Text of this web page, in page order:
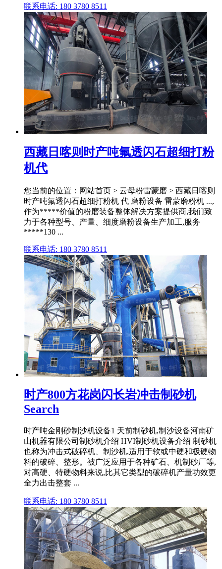
联系电话: 180 3780 8511
西藏日喀则时产吨氟透闪石超细打粉
机代
您当前的位置：网站首页 > 云母粉雷蒙磨 > 西藏日喀则
时产吨氟透闪石超细打粉机 代 磨粉设备 雷蒙磨粉机 ...,
作为*****价值的粉磨装备整体解决方案提供商,我们致
力于各种型号、产量、细度磨粉设备生产加工,服务
*****130 ...
联系电话: 180 3780 8511
时产800方花岗闪长岩冲击制砂机
Search
时产吨金刚砂制沙机设备1 天前制砂机,制沙设备河南矿
山机器有限公司制砂机介绍 HVI制砂机设备介绍 制砂机
也称为冲击式破碎机、制沙机,适用于软或中硬和极硬物
料的破碎、整形。被广泛应用于各种矿石、机制砂厂等,
对高硬、特硬物料来说,比其它类型的破碎机产量功效更
全力出击整套 ...
联系电话: 180 3780 8511